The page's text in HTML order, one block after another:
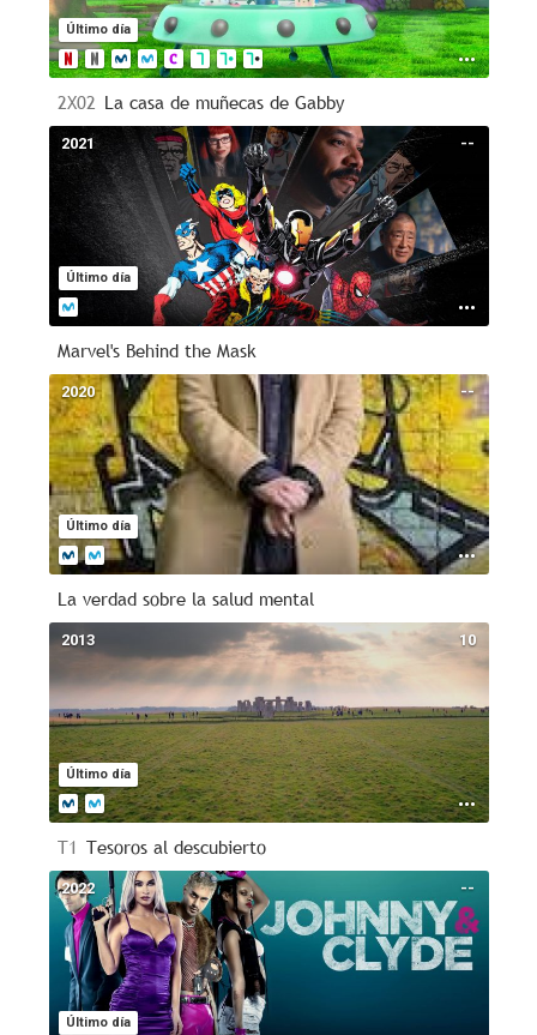
Último día
2X02 La casa de muñecas de Gabby
--
Último día
2021
Marvel's Behind the Mask
--
Último día
2020
La verdad sobre la salud mental
10
Último día
2013
T1 Tesoros al descubierto
--
Último día
2022